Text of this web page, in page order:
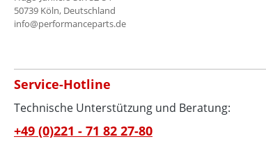
50739 Köln, Deutschland
info@performanceparts.de
Service-Hotline
Technische Unterstützung und Beratung:
+49 (0)221 - 71 82 27-80